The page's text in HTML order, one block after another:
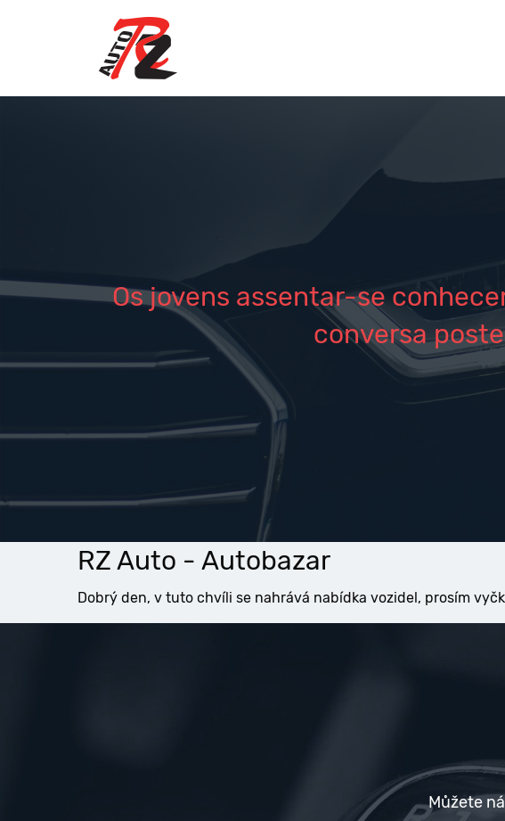
Os jovens assentar-se
conversa
RZ Auto - Autobazar
Dobrý den, v tuto chvíli se nahrává nabídka vozidel, prosím
Můžete